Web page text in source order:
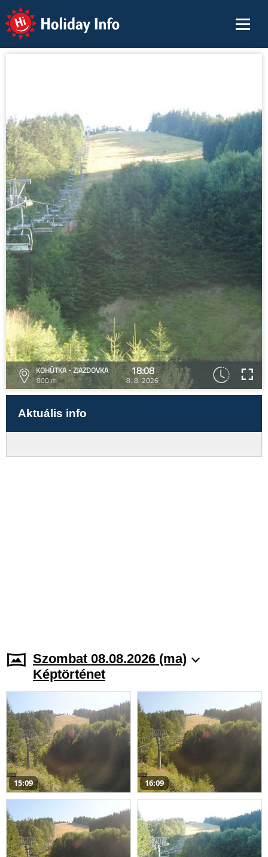
Holiday Info
KOHÚTKA - ZJAZDOVKA
800 m
18:08
8. 8. 2026
Aktuális info
Szombat 08.08.2026 (ma)
Képtörténet
15:09 16:09